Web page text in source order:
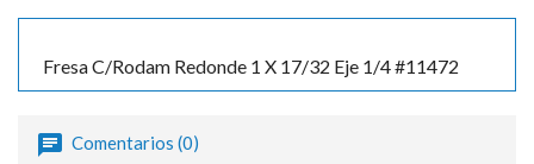
Fresa C/Rodam Redonde 1 X 17/32 Eje 1/4 #11472
Comentarios (0)